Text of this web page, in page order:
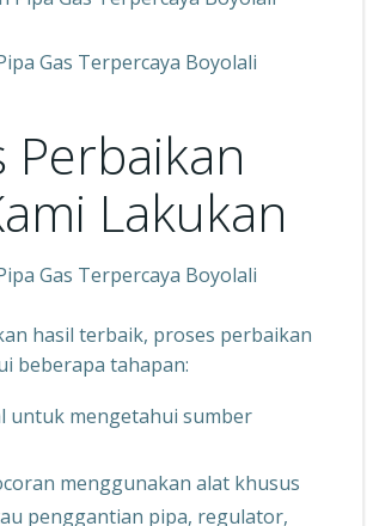
Gas Terpercaya Boyolali
Perbaikan
Lakukan
Gas Terpercaya Boyolali
hasil terbaik, proses perbaikan
beberapa tahapan:
untuk mengetahui sumber
menggunakan alat khusus
penggantian pipa, regulator,